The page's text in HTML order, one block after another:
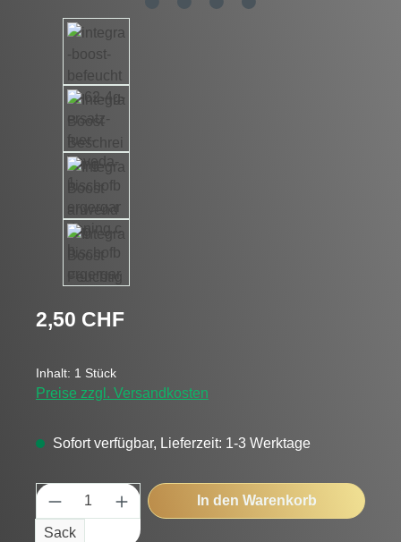
Regulärer Preis:
2,50 CHF
Inhalt: 1 Stück
Preise zzgl. Versandkosten
Sofort verfügbar, Lieferzeit: 1-3 Werktage
Produkt Anzahl: Gib den gewünschten
Sack
In den Warenkorb